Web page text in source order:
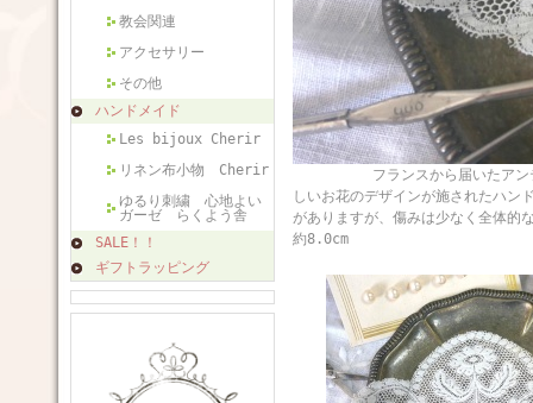
教会関連
アクセサリー
その他
ハンドメイド
Les bijoux Cherir
リネン布小物 Cherir
ゆるり刺繍 心地よい
ガーゼ らくよう舎
SALE！！
ギフトラッピング
フランスから届いたアンティー
しいお花のデザインが施されたハン
がありますが、傷みは少なく全体
約8.0cm